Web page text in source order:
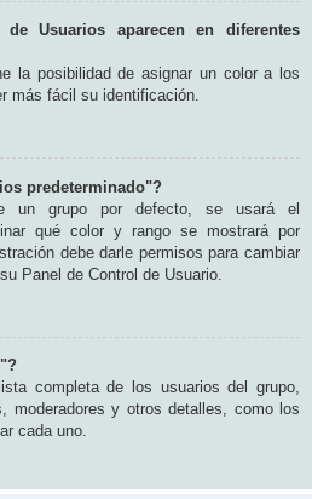
Usuarios aparecen en diferentes
la posibilidad de asignar un color a los
más fácil su identificación.
predeterminado"?
un grupo por defecto, se usará el
qué color y rango se mostrará por
debe darle permisos para cambiar
Panel de Control de Usuario.
completa de los usuarios del grupo,
moderadores y otros detalles, como los
cada uno.